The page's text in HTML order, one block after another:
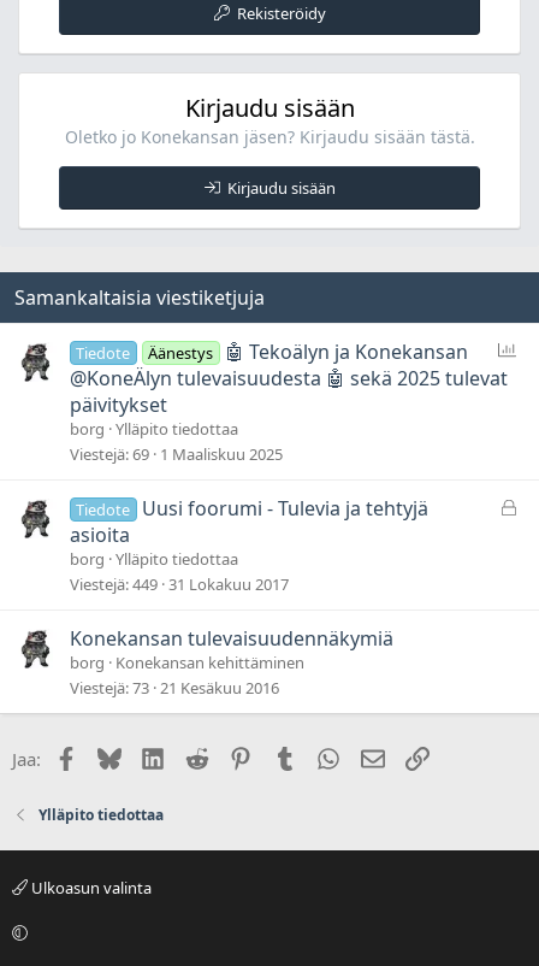
Rekisteröidy
Kirjaudu sisään
Oletko jo Konekansan jäsen? Kirjaudu sisään tästä.
Kirjaudu sisään
Samankaltaisia viestiketjuja
Tiedote Äänestys
🤖 Tekoälyn ja Konekansan
@KoneÄlyn tulevaisuudesta 🤖 sekä 2025 tulevat
päivitykset
borg Ylläpito tiedottaa
Viestejä 69 1 Maaliskuu 2025
L
Tiedote
Uusi foorumi - Tulevia ja tehtyjä
asioita
borg Ylläpito tiedottaa
Viestejä 449 31 Lokakuu 2017
Konekansan tulevaisuudennäkymiä
borg
Konekansan kehittäminen
Viestejä 73 21 Kesäkuu 2016
Jaa: Facebook
BlueskyLinkedIn
Reddit PinterestTumblr WhatsApp
Sähköposti
Linkki
Ylläpito tiedottaa
Ulkoasun valinta